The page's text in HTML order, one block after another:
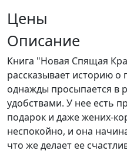
Цены
Описание
Книга "Новая Спящая
рассказывает историю о
однажды просыпается в
удобствами. У нее есть
подарок и даже жених-
неспокойно, и она
что же делает ее